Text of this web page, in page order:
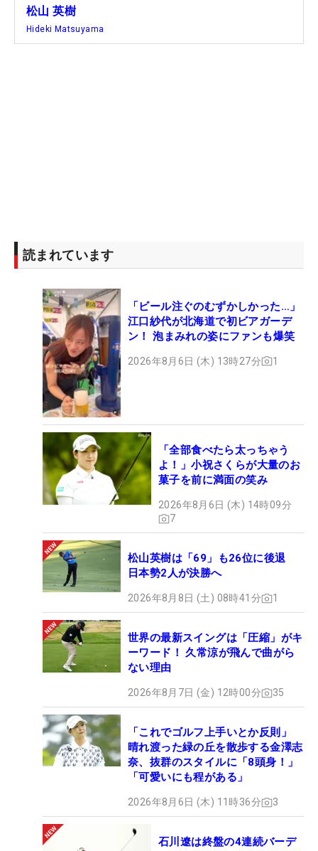
松山 英樹
Hideki Matsuyama
読まれています
「ビール注ぐのむずかしかった…」
江口紗代が北海道で初ビアガーデ
ン！ 泡まみれの姿にファンも爆笑
2026年8月6日 (木) 13時27分 1
「全部食べたら太っちゃう
よ！」小祝さくらが大量のお
菓子を前に満面の笑み
2026年8月6日 (木) 14時09分
7
松山英樹は「69」も26位に後退
日本勢2人が決勝へ
2026年8月8日 (土) 08時41分 1
世界の最新スイングは「圧縮」がキ
ーワード！ 久常涼が飛んで曲がら
ない理由
2026年8月7日 (金) 12時00分 35
「これでゴルフ上手いとか反則」
晴れ渡った緑の丘を散歩する金澤志
奈、抜群のスタイルに「8頭身！」
「可愛いにも程がある」
2026年8月6日 (木) 11時36分 3
石川遼は終盤の4連続バーデ